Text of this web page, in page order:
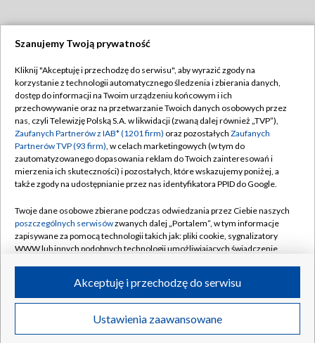
TVP
Abonament TVP
Emisja w TVP
Centrum informacji TVP
Naziemna Telewizja Cyfrowa
Rada Programowa
System NOS
Informacje o nadawcy
Program dla prasy
Ogłoszenie przetargowe
Regulamin TVP
Polityka prywatności
Moje zgody
Pomoc
Kontakt
Kanały
©2026 Telewizja Polska S.A. w likwidacji
Szanujemy Twoją prywatność
Kliknij "Akceptuję i przechodzę do serwisu", aby wyrazić zgody na
korzystanie z technologii automatycznego śledzenia i zbierania danych,
dostęp do informacji na Twoim urządzeniu końcowym i ich
przechowywanie oraz na przetwarzanie Twoich danych osobowych przez
nas, czyli Telewizję Polską S.A. w likwidacji (zwaną dalej również „TVP”),
Zaufanych Partnerów z IAB* (1201 firm) oraz pozostałych Zaufanych
Partnerów TVP (93 firm), w celach marketingowych (w tym do
zautomatyzowanego dopasowania reklam do Twoich zainteresowań i
mierzenia ich skuteczności) i pozostałych, które wskazujemy poniżej, a
także zgody na udostępnianie przez nas identyfikatora PPID do Google.
Twoje dane osobowe zbierane podczas odwiedzania przez Ciebie naszych
poszczególnych serwisówzwanych dalej „Portalem”, w tym informacje
zapisywane za pomocą technologii takich jak: pliki cookie, sygnalizatory
WWW lub innych podobnych technologii umożliwiających świadczenie
ruchu w Internecie.
Twoje dane osobowe zbierane podczas odwiedzania przez Ciebie
poszczególnych serwisówna Portalu, takie jak adresy IP, identyfikatory
Ustawienia zaawansowane
Akceptuję i przechodzę do serwisu